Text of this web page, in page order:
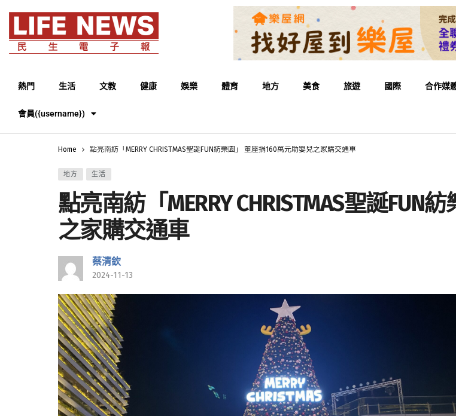
熱門 生活 文教 健康 娛樂 體育 地方 美食 旅遊 國際 合作媒
會員({username})
Home 點亮南紡「MERRY CHRISTMAS聖誕FUN紡樂園」 董座捐160萬元助嬰兒之家購交通車
地方 生活
點亮南紡「MERRY CHRISTMAS聖誕FUN
之家購交通車
蔡清欽
2024-11-13